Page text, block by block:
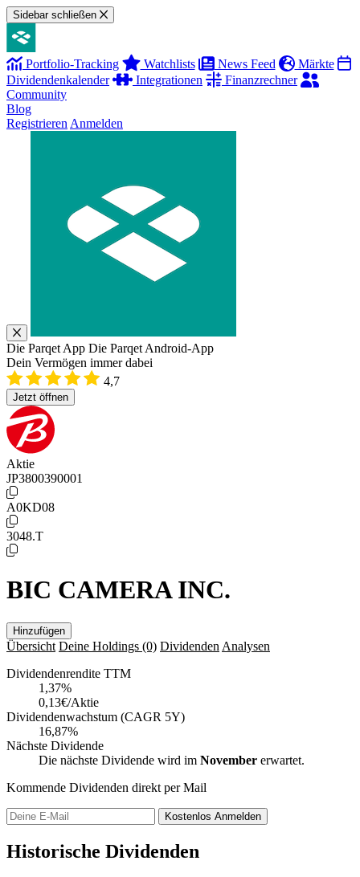
Sidebar schließen
Portfolio-Tracking Watchlists News Feed
Märkte
Dividendenkalender
Integrationen
Finanzrechner
Community
Blog
Registrieren Anmelden
Die Parqet App Die Parqet Android-App
Dein Vermögen immer dabei
4,7
Jetzt öffnen
Aktie
JP3800390001
A0KD08
3048.T
BIC CAMERA INC.
Hinzufügen
Übersicht Deine Holdings (0) Dividenden Analysen
Dividendenrendite TTM
1,37%
0,13€/Aktie
Dividendenwachstum (CAGR 5Y)
16,87%
Nächste Dividende
Die nächste Dividende wird im November erwartet.
Kommende Dividenden direkt per Mail
Kostenlos Anmelden
Historische Dividenden